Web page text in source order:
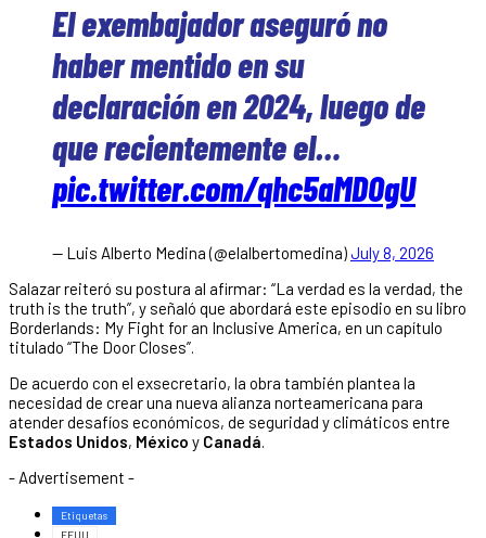
El exembajador aseguró no
haber mentido en su
declaración en 2024, luego de
que recientemente el…
pic.twitter.com/qhc5aMDOgU
— Luis Alberto Medina (@elalbertomedina)July 8, 2026
Salazar reiteró su postura al afirmar: “La verdad es la verdad, the
truth is the truth”, y señaló que abordará este episodio en su libro
Borderlands: My Fight for an Inclusive America, en un capítulo
titulado “The Door Closes”.
De acuerdo con el exsecretario, la obra también plantea la
necesidad de crear una nueva alianza norteamericana para
atender desafíos económicos, de seguridad y climáticos entre
Estados Unidos, México y Canadá.
- Advertisement -
Etiquetas
EEUU